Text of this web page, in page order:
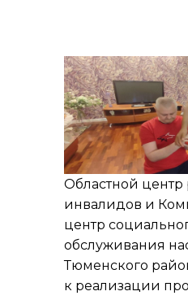
Областной
инвалидов и
центр
обслуживания
Тюменского
к реализации